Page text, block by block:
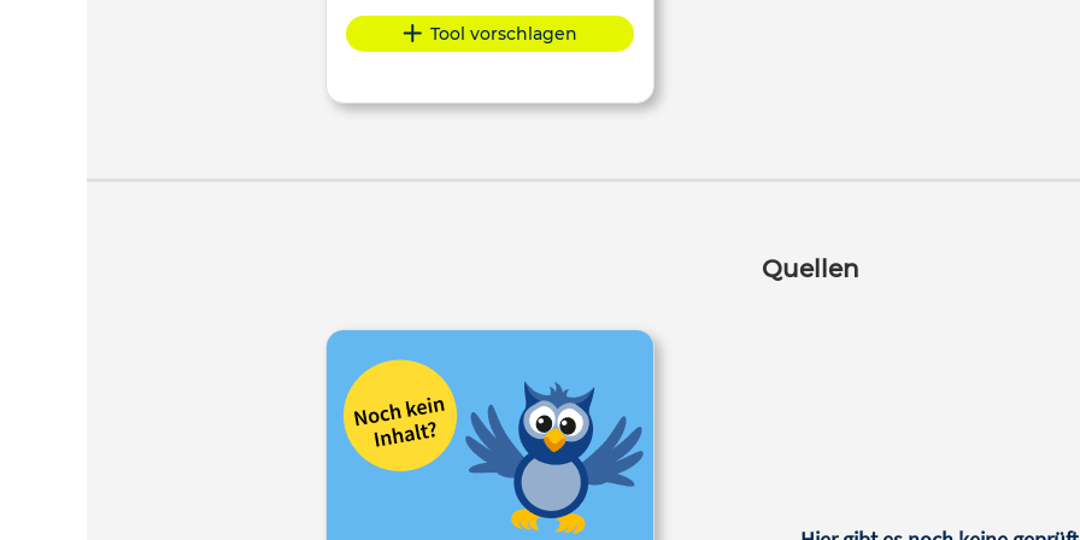
Tool vorschlagen
Quellen